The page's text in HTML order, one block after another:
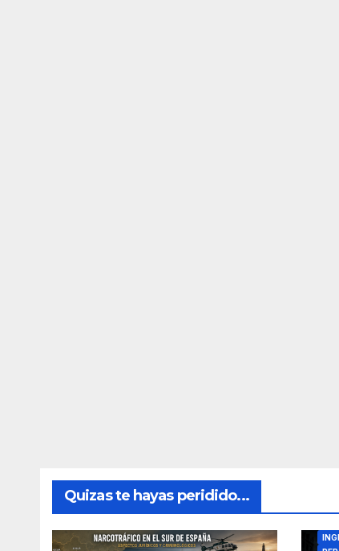
Quizas te hayas peridido...